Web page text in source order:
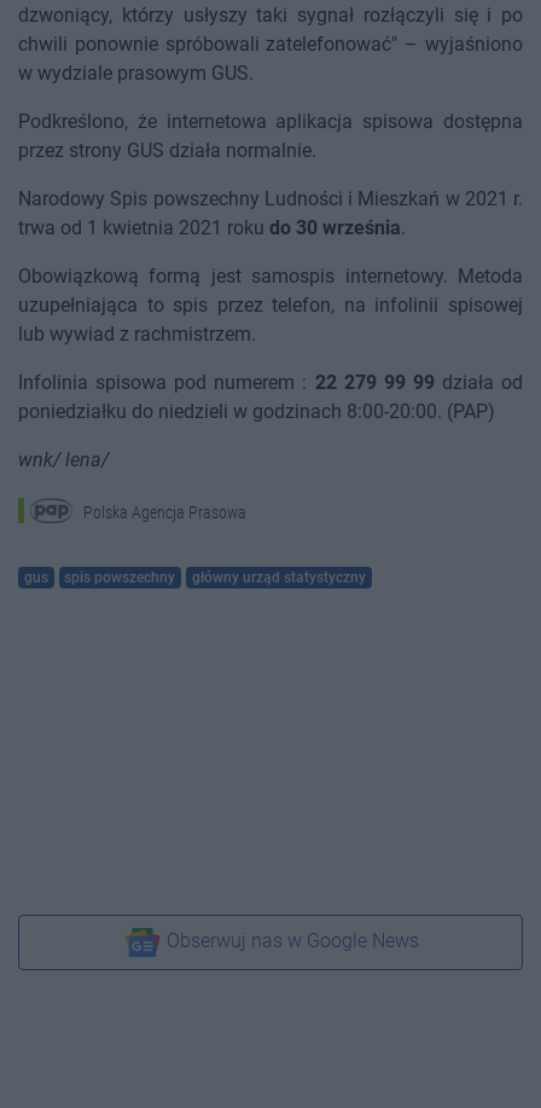
dzwoniący, którzy usłyszy taki sygnał rozłączyli się i po
chwili ponownie spróbowali zatelefonować" – wyjaśniono
w wydziale prasowym GUS.
Podkreślono, że internetowa aplikacja spisowa dostępna
przez strony GUS działa normalnie.
Narodowy Spis powszechny Ludności i Mieszkań w 2021 r.
trwa od 1 kwietnia 2021 roku do 30 września.
Obowiązkową formą jest samospis internetowy. Metoda
uzupełniająca to spis przez telefon, na infolinii spisowej
lub wywiad z rachmistrzem.
Infolinia spisowa pod numerem : 22 279 99 99 działa od
poniedziałku do niedzieli w godzinach 8:00-20:00. (PAP)
wnk/ lena/
Polska Agencja Prasowa
gus spis powszechny główny urząd statystyczny
Obserwuj nas w Google News